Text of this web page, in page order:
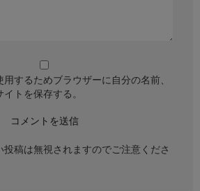
するためブラウザーに自分の名前、
トを保存する。
投稿は無視されますのでご注意くださ